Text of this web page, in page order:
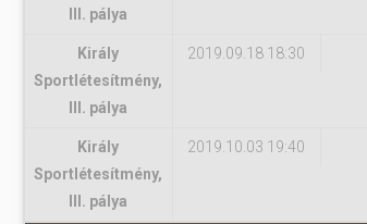
III. pálya
Király
Sportlétesítmény,
III. pálya
2019.09.18 18:30
Király
Sportlétesítmény,
III. pálya
2019.10.03 19:40